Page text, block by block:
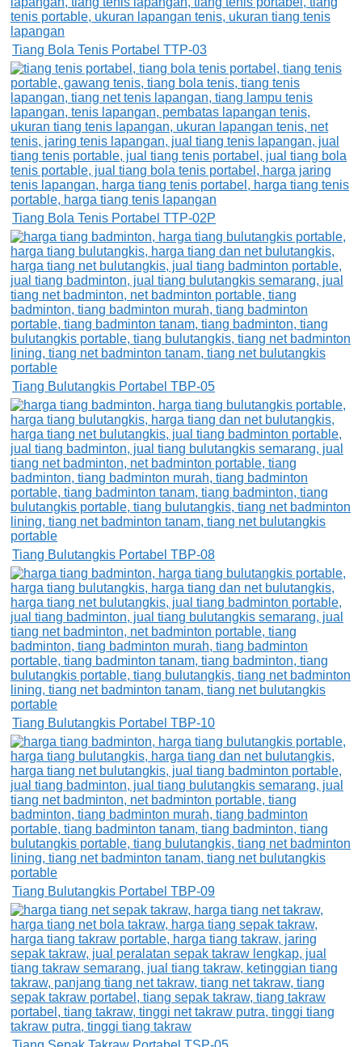
Tiang Bola Tenis Portabel TTP-03
Tiang Bola Tenis Portabel TTP-02P
Tiang Bulutangkis Portabel TBP-05
Tiang Bulutangkis Portabel TBP-08
Tiang Bulutangkis Portabel TBP-10
Tiang Bulutangkis Portabel TBP-09